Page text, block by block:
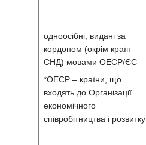
одноосібні, видані за
кордоном (окрім країн
СНД) мовами ОЕСР/ЄС
*ОЕСР – країни, що
входять до Організації
економічного
співробітництва і розвитку